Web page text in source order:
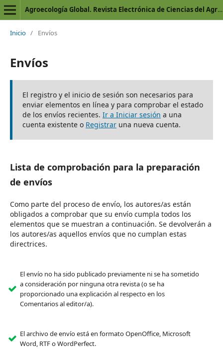
Agroecología Global. Revista Electrónica de Ciencias del Agro y Mar
Inicio / Envíos
Envíos
El registro y el inicio de sesión son necesarios para
enviar elementos en línea y para comprobar el estado
de los envíos recientes. Ir a Iniciar sesión a una
cuenta existente o Registraruna nueva cuenta.
Lista de comprobación para la preparación
de envíos
Como parte del proceso de envío, los autores/as están
obligados a comprobar que su envío cumpla todos los
elementos que se muestran a continuación. Se devolverán a
los autores/as aquellos envíos que no cumplan estas
directrices.
El envío no ha sido publicado previamente ni se ha sometido
a consideración por ninguna otra revista (o se ha
proporcionado una explicación al respecto en los
Comentarios al editor/a).
El archivo de envío está en formato OpenOffice, Microsoft
Word, RTF o WordPerfect.